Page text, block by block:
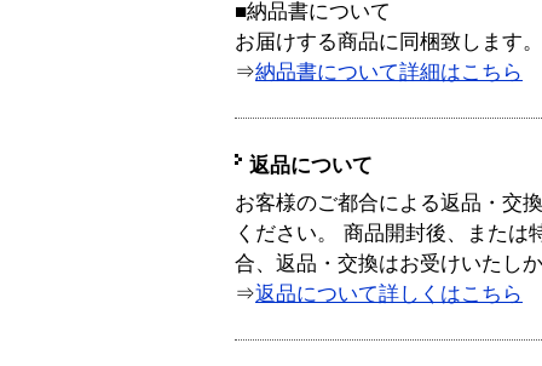
■納品書について
お届けする商品に同梱致します。
⇒納品書について詳細はこちら
返品について
お客様のご都合による返品・交
ください。 商品開封後、または
合、返品・交換はお受けいたし
⇒返品について詳しくはこちら